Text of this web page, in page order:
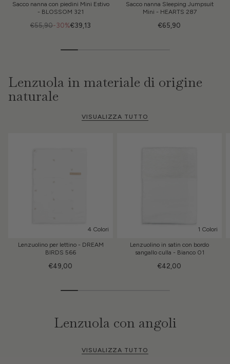
Sacco nanna con piedini Mini Estivo
- BLOSSOM 321
-30%
€55,90 €39,13
Sacco nanna Sleeping Jumpsuit
Mini - HEARTS 287
€65,90
Lenzuola in materiale di origine
naturale
VISUALIZZA TUTTO
4 Colori
Lenzuolino per lettino - DREAM
BIRDS 566
€49,00
1 Colori
Lenzuolino in satin con bordo
sangallo culla - Bianco 01
€42,00
Lenzuola con angoli
VISUALIZZA TUTTO